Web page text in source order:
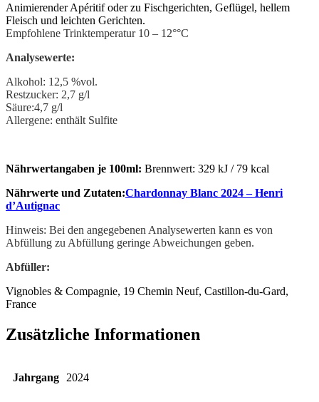
Animierender Apéritif oder zu Fischgerichten, Geflügel, hellem
Fleisch und leichten Gerichten.
Empfohlene Trinktemperatur 10 – 12°°C
Analysewerte:
Alkohol: 12,5 %vol.
Restzucker: 2,7 g/l
Säure:4,7 g/l
Allergene: enthält Sulfite
Nährwertangaben je 100ml: Brennwert: 329 kJ / 79 kcal
Nährwerte und Zutaten:Chardonnay Blanc 2024 – Henri
d’Autignac
Hinweis: Bei den angegebenen Analysewerten kann es von
Abfüllung zu Abfüllung geringe Abweichungen geben.
Abfüller:
Vignobles & Compagnie, 19 Chemin Neuf, Castillon-du-Gard,
France
Zusätzliche Informationen
Jahrgang 2024